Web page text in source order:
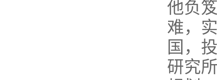
他负
难，
国，
研究